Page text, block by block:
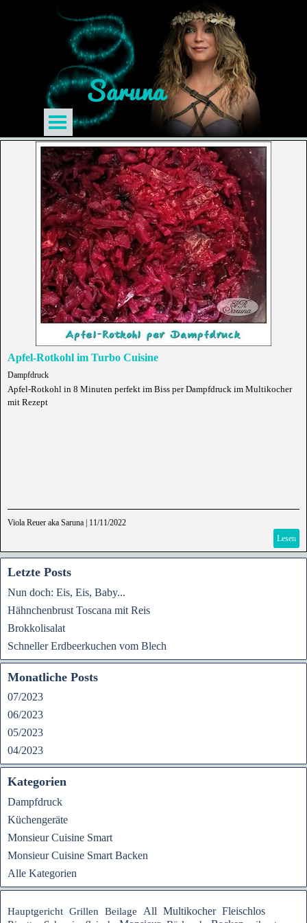
Apfel-Rotkohl im Turbo Cuisine
Dampfdruck
Apfel-Rotkohl in 8 Minuten perfekt im Biss per Dampfdruck im Multikocher
mit Rezept
Viola Reuer aka Saruna
11/11/2022
Lesen
Letzte Posts
Nun doch: Eis, Eis, Baby...
Hähnchenbrust Toscana mit Reis
Brokkolisalat
Schneller Erdbeerkuchen vom Blech
Monatliche Posts
07/2023
06/2023
05/2023
04/2023
Kategorien
Dampfdruck
Küchengeräte
Monsieur Cuisine Smart
Monsieur Cuisine Smart Backen
Alle Kategorien
Hauptgericht Grillen Beilage All Multikocher Fleischlos